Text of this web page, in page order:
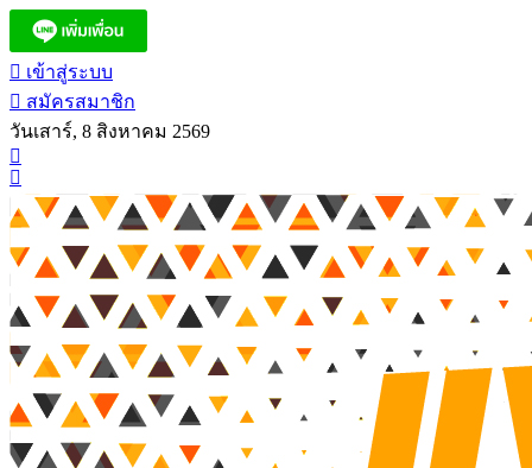
เข้าสู่ระบบ
สมัครสมาชิก
วันเสาร์, 8 สิงหาคม 2569